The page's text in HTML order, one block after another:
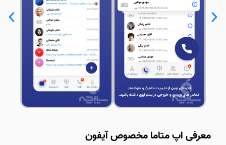
معرفی اپ متاما مخصوص آیفون